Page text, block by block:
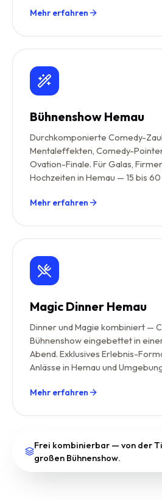
Mehr erfahren
Bühnenshow Hemau
Durchkomponierte Comedy-
Mentaleffekten, Comedy-
Ovation-Finale. Für Galas,
Hochzeiten in Hemau — 15 bis
Mehr erfahren
Magic Dinner Hemau
Dinner und Magie kombiniert —
Bühnenshow eingebettet in
Abend. Exklusives Erlebnis-
Anlässe in Hemau und
Mehr erfahren
Frei kombinierbar — von der
großen Bühnenshow.